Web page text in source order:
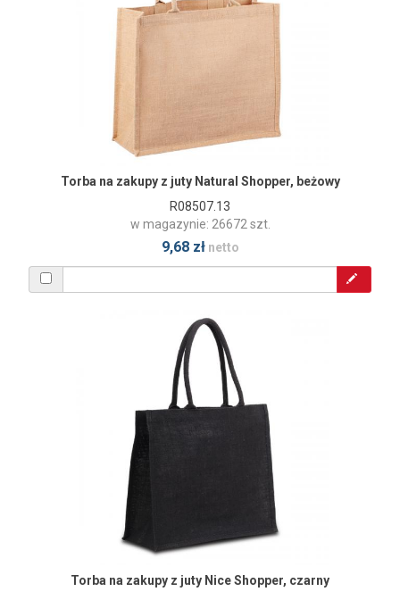
Torba na zakupy z juty Natural Shopper, beżowy
R08507.13
w magazynie: 26672 szt.
9,68 złnetto
Torba na zakupy z juty Nice Shopper, czarny